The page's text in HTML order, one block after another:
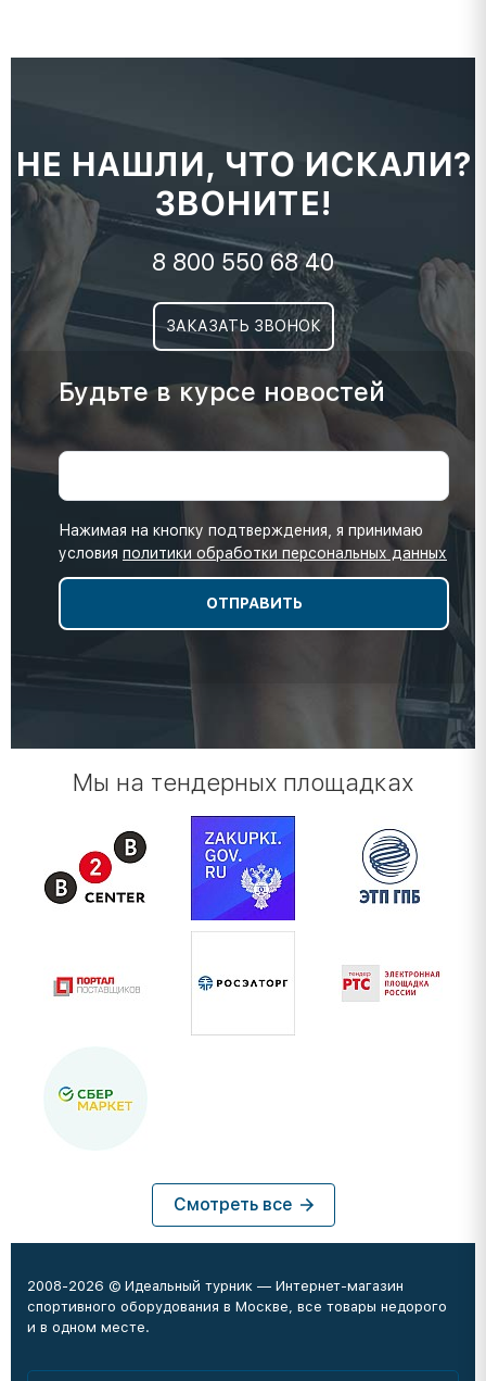
НЕ НАШЛИ, ЧТО ИСКАЛИ?
ЗВОНИТЕ!
8 800 550 68 40
ЗАКАЗАТЬ ЗВОНОК
Будьте в курсе новостей
Нажимая на кнопку подтверждения, я принимаю
условия политики обработки персональных данных
Мы на тендерных площадках
Смотреть все
2008-2026 © Идеальный турник — Интернет-магазин
спортивного оборудования в Москве, все товары недорого
и в одном месте.